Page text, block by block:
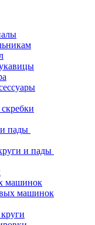
пады
и пады
машинок
машинок